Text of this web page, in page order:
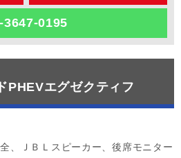
3647-0195
PHEVエグゼクティフ
、ＪＢＬスピーカー、後席モニター